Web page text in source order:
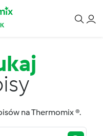
na Thermomix ®.